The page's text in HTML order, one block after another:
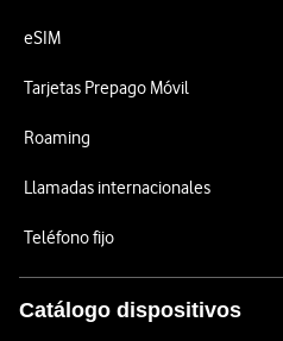
eSIM
Tarjetas Prepago Móvil
Roaming
Llamadas internacionales
Teléfono fijo
Catálogo dispositivos